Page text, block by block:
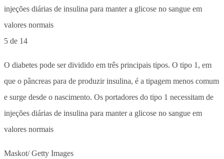
5 de 14
O diabetes pode ser dividido em três principais tipos. O tipo 1, em
que o pâncreas para de produzir insulina, é a tipagem menos comum
e surge desde o nascimento. Os portadores do tipo 1 necessitam de
injeções diárias de insulina para manter a glicose no sangue em
valores normais
Maskot/ Getty Images